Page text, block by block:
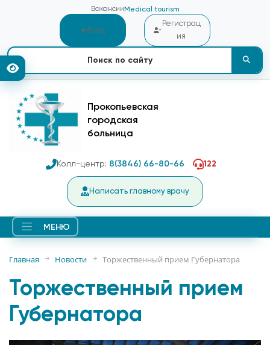
Вакансии Medical tourism
Вход
Регистрац
ия
Прокопьевская
городская
больница
Колл-центр: 8(3846) 66-80-66 122
Написать главному врачу
МЕНЮ
Главная Новости Торжественный прием Губернатора
Торжественный прием
Губернатора